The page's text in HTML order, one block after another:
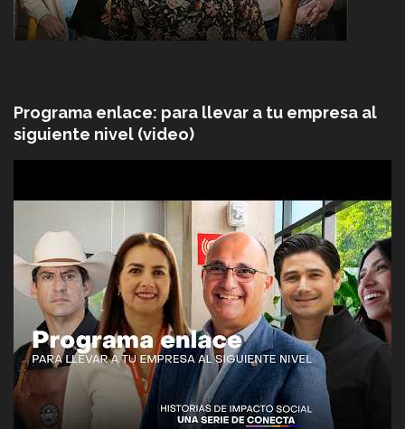
Programa enlace: para llevar a tu empresa al
siguiente nivel (video)